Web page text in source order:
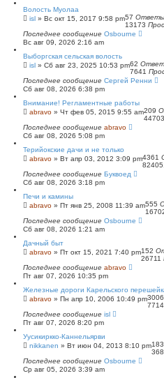
Волость Муолаа
isl » Вс окт 15, 2017 9:58 pm57 Ответы
13173
Последнее сообщение Osbourne
Вс авг 09, 2026 2:16 am
Выборгская сельская волость
isl » Сб авг 23, 2025 10:53 pm62
7641
Последнее сообщение Сергей Ренни
Сб авг 08, 2026 6:38 pm
Внимание! Регламентные работы
abravo » Чт фев 05, 2015 9:55 am209
44703
Последнее сообщение abravo
Сб авг 08, 2026 5:08 pm
Терийокские дачи и не только
abravo » Вт апр 03, 2012 3:09 pm4361
Последнее сообщение Буквоед
Сб авг 08, 2026 3:18 pm
Печи и камины
abravo » Пт янв 25, 2008 11:39 am555
Последнее сообщение Osbourne
Сб авг 08, 2026 1:21 am
Дачный быт
abravo » Пт окт 15, 2021 7:40 pm152
26711
Последнее сообщение abravo
Пт авг 07, 2026 10:35 pm
Железные дороги Карельского
abravo » Пн апр 10, 2006 10:49 pm3006
Последнее сообщение isl
Пт авг 07, 2026 8:20 pm
Уусикиркко-Каннельярви
nikkanen » Вт июн 04, 2013 8:10 pm
Последнее сообщение Osbourne
Ср авг 05, 2026 3:39 am